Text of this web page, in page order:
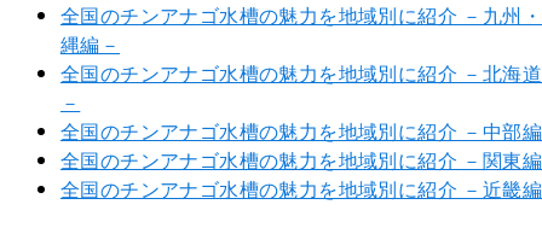
全国のチンアナゴ水槽の魅力を地域別に紹介 －九州
縄編－
全国のチンアナゴ水槽の魅力を地域別に紹介 －北海
－
全国のチンアナゴ水槽の魅力を地域別に紹介 －中部
全国のチンアナゴ水槽の魅力を地域別に紹介 －関東
全国のチンアナゴ水槽の魅力を地域別に紹介 －近畿